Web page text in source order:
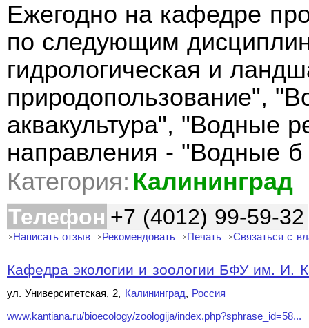
Ежегодно на кафедре
по следующим
гидрологическая и
природопользование",
аквакультура", "Водные
направления - "Водные
Категория: Калининград
Телефон +7 (4012) 99-59-32
Написать отзыв Рекомендовать Печать Связаться с
Кафедра экологии и зоологии БФУ им. И.
ул. Университетская, 2, Калининград, Россия
www.kantiana.ru/bioecology/zoologija/index.php?sphrase_id=58...